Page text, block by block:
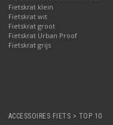
Fietskrat klein
Fietskrat wit
Fietskrat groot
Fietskrat Urban Proof
Fietskrat grijs
ACCESSOIRES FIETS > TOP 10